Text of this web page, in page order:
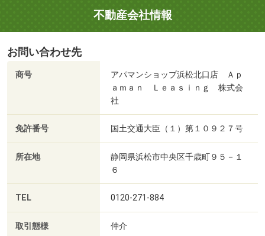
不動産会社情報
お問い合わせ先
商号
アパマンショップ浜松北口店 Ａｐ
ａｍａｎ Ｌｅａｓｉｎｇ 株式会
社
免許番号 国土交通大臣（１）第１０９２７号
所在地
静岡県浜松市中央区千歳町９５－１
６
TEL 0120-271-884
取引態様 仲介